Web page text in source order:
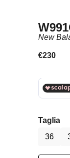
New
Prezzo
€230
Taglia
36